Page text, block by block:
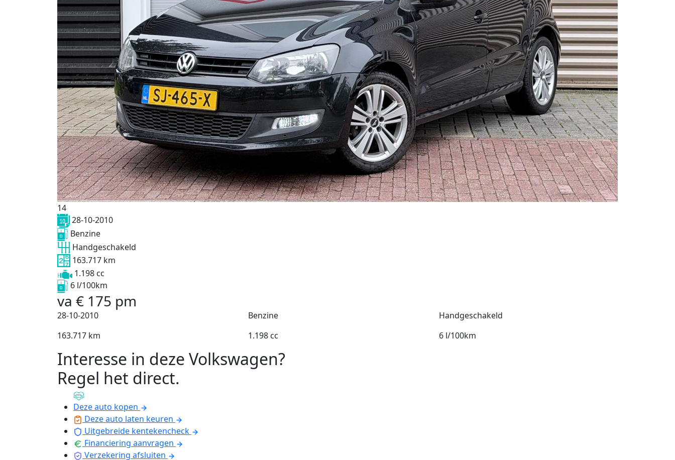
14
28-10-2010
Benzine
Handgeschakeld
163.717 km
1.198 cc
6 l/100km
va € 175 pm
28-10-2010 Benzine
Handgeschakeld
163.717 km
1.198 cc 6 l/100km
Interesse in deze Volkswagen?
Regel het direct.
Deze auto kopen
Deze auto laten keuren
Uitgebreide kentekencheck
Financiering aanvragen
Verzekering afsluiten